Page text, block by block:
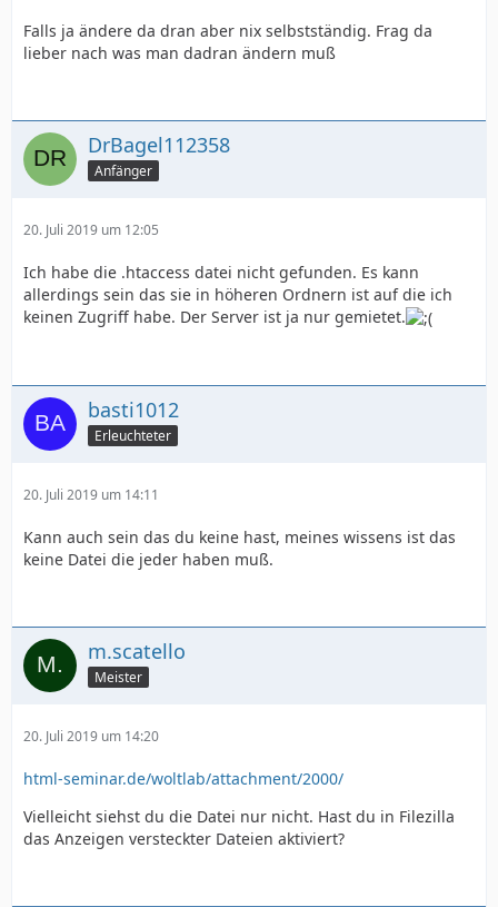
Falls ja ändere da dran aber nix selbstständig. Frag da
lieber nach was man dadran ändern muß
DrBagel112358
Anfänger
20. Juli 2019 um 12:05
Ich habe die .htaccess datei nicht gefunden. Es kann
allerdings sein das sie in höheren Ordnern ist auf die ich
keinen Zugriff habe. Der Server ist ja nur gemietet.
basti1012
Erleuchteter
20. Juli 2019 um 14:11
Kann auch sein das du keine hast, meines wissens ist das
keine Datei die jeder haben muß.
m.scatello
Meister
20. Juli 2019 um 14:20
html-seminar.de/woltlab/attachment/2000/
Vielleicht siehst du die Datei nur nicht. Hast du in Filezilla
das Anzeigen versteckter Dateien aktiviert?